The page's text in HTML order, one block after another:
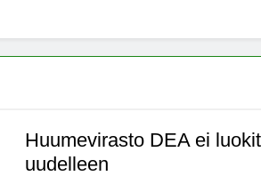
Michael J. Fox -säätiö
Meksiko äänestää kannabiksen
Huumevirasto DEA ei
uudelleen